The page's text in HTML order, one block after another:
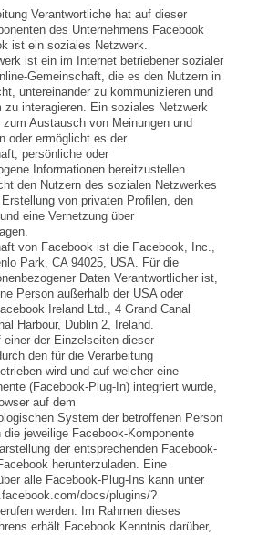
Verantwortliche hat auf dieser
des Unternehmens Facebook
ist ein soziales Netzwerk.
ist ein im Internet betriebener sozialer
Gemeinschaft, die es den Nutzern in
untereinander zu kommunizieren und
zu interagieren. Ein soziales Netzwerk
Austausch von Meinungen und
oder ermöglicht es der
persönliche oder
Informationen bereitzustellen.
den Nutzern des sozialen Netzwerkes
von privaten Profilen, den
eine Vernetzung über
von Facebook ist die Facebook, Inc.,
Park, CA 94025, USA. Für die
Daten Verantwortlicher ist,
Person außerhalb der USA oder
Ireland Ltd., 4 Grand Canal
Harbour, Dublin 2, Ireland.
einer der Einzelseiten dieser
den für die Verarbeitung
wird und auf welcher eine
(Facebook-Plug-In) integriert wurde,
auf dem
System der betroffenen Person
jeweilige Facebook-Komponente
der entsprechenden Facebook-
herunterzuladen. Eine
alle Facebook-Plug-Ins kann unter
docs/plugins/?
werden. Im Rahmen dieses
erhält Facebook Kenntnis darüber,